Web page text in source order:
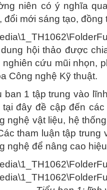
niên có ý nghĩa
đổi mới sáng tạo,
hội thảo được
cứu mũi nhọn,
Công nghệ Kỹ thuật.
ban 1 tập trung vào
tại đây đề cập đến
nghệ vật liệu, hệ
tham luận tập
nghệ để nâng cao